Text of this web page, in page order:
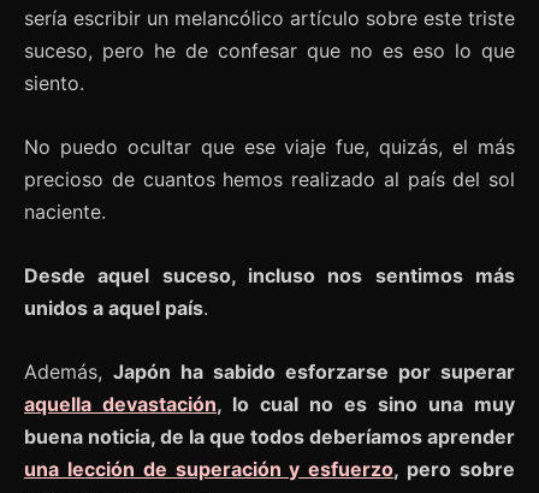
sería escribir un melancólico artículo sobre este triste
suceso, pero he de confesar que no es eso lo que
siento.
No puedo ocultar que ese viaje fue, quizás, el más
precioso de cuantos hemos realizado al país del sol
naciente.
Desde aquel suceso, incluso nos sentimos más
unidos a aquel país.
Además, Japón ha sabido esforzarse por superar
aquella devastación, lo cual no es sino una muy
buena noticia, de la que todos deberíamos aprender
una lección de superación y esfuerzo, pero sobre